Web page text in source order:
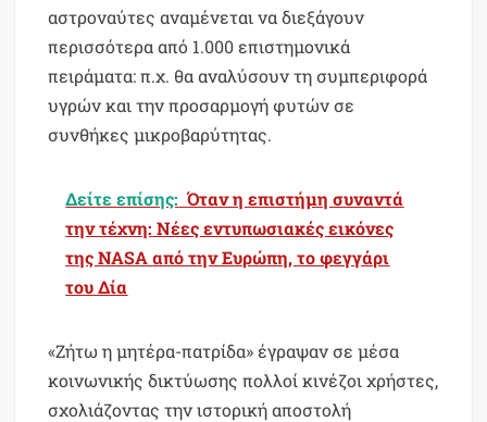
αστροναύτες αναμένεται να διεξάγουν
περισσότερα από 1.000 επιστημονικά
πειράματα: π.χ. θα αναλύσουν τη συμπεριφορά
υγρών και την προσαρμογή φυτών σε
συνθήκες μικροβαρύτητας.
Δείτε επίσης: Όταν η επιστήμη συναντά
την τέχνη: Νέες εντυπωσιακές εικόνες
της NASA από την Ευρώπη, το φεγγάρι
του Δία
«Ζήτω η μητέρα-πατρίδα» έγραψαν σε μέσα
κοινωνικής δικτύωσης πολλοί κινέζοι χρήστες,
σχολιάζοντας την ιστορική αποστολή